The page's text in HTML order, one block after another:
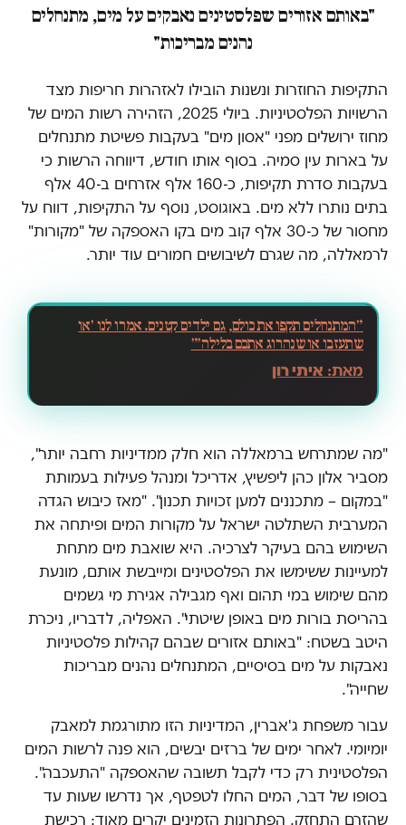
"באותם אזורים שפלסטינים נאבקים על מים, מתנחלים
נהנים מבריכות"
התקיפות החוזרות ונשנות הובילו לאזהרות חריפות מצד
הרשויות הפלסטיניות. ביולי 2025, הזהירה רשות המים של
מחוז ירושלים מפני "אסון מים" בעקבות פשיטת מתנחלים
על בארות עין סמיה. בסוף אותו חודש, דיווחה הרשות כי
בעקבות סדרת תקיפות, כ-160 אלף אזרחים ב-40 אלף
בתים נותרו ללא מים. באוגוסט, נוסף על התקיפות, דווח על
מחסור של כ-30 אלף קוב מים בקו האספקה של "מקורות"
לרמאללה, מה שגרם לשיבושים חמורים עוד יותר.
״המתנחלים תקפו את כולם, גם ילדים קטנים. אמרו לנו ׳או
שתעזבו או שנהרוג אתכם בלילה׳״
מאת: איתי רון
"מה שמתרחש ברמאללה הוא חלק ממדיניות רחבה יותר",
מסביר אלון כהן ליפשיץ, אדריכל ומנהל פעילות בעמותת
"במקום – מתכננים למען זכויות תכנון". "מאז כיבוש הגדה
המערבית השתלטה ישראל על מקורות המים ופיתחה את
השימוש בהם בעיקר לצרכיה. היא שואבת מים מתחת
למעיינות ששימשו את הפלסטינים ומייבשת אותם, מונעת
מהם שימוש במי תהום ואף מגבילה אגירת מי גשמים
בהריסת בורות מים באופן שיטתי". האפליה, לדבריו, ניכרת
היטב בשטח: "באותם אזורים שבהם קהילות פלסטיניות
נאבקות על מים בסיסיים, המתנחלים נהנים מבריכות
שחייה".
עבור משפחת ג'אברין, המדיניות הזו מתורגמת למאבק
יומיומי. לאחר ימים של ברזים יבשים, הוא פנה לרשות המים
הפלסטינית רק כדי לקבל תשובה שהאספקה "התעכבה".
בסופו של דבר, המים החלו לטפטף, אך נדרשו שעות עד
שהזרם התחזק. הפתרונות הזמינים יקרים מאוד: רכישת